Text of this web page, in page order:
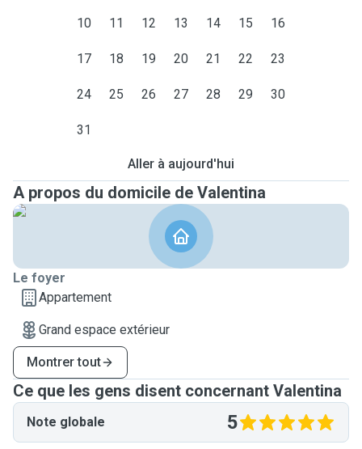
10 11 12 13 14 15 16
17 18 19 20 21 22 23
24 25 26 27 28 29 30
31
Aller à aujourd'hui
A propos du domicile de Valentina
Le foyer
Appartement
Grand espace extérieur
Montrer tout
Ce que les gens disent concernant Valentina
Note globale 5